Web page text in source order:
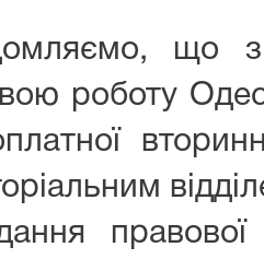
що з
роботу